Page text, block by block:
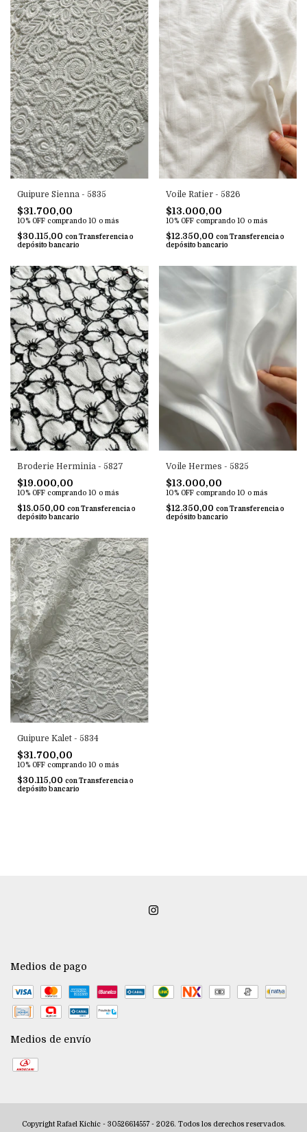
Guipure Sienna - 5835
$31.700,00
10% OFF comprando 10 o más
$30.115,00 con Transferencia o
depósito bancario
Voile Ratier - 5826
$13.000,00
10% OFF comprando 10 o más
$12.350,00 con Transferencia o
depósito bancario
Broderie Herminia - 5827
$19.000,00
10% OFF comprando 10 o más
$18.050,00 con Transferencia o
depósito bancario
Voile Hermes - 5825
$13.000,00
10% OFF comprando 10 o más
$12.350,00 con Transferencia o
depósito bancario
Guipure Kalet - 5834
$31.700,00
10% OFF comprando 10 o más
$30.115,00 con Transferencia o
depósito bancario
Medios de pago
Medios de envío
Copyright Rafael Kichic - 30526614557 - 2026. Todos los derechos reservados.